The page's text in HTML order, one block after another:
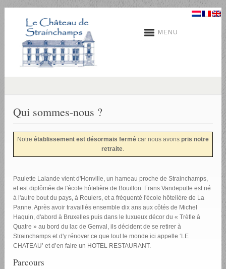
MENU
Qui sommes-nous ?
Notre établissement est désormais fermécar nous avons pris notre
retraite.
Paulette Lalande vient d'Honville, un hameau proche de Strainchamps,
et est diplômée de l'école hôtelière de Bouillon. Frans Vandeputte est né
à l'autre bout du pays, à Roulers, et a fréquenté l'école hôtelière de La
Panne. Après avoir travaillés ensemble dix ans aux côtés de Michel
Haquin, d'abord à Bruxelles puis dans le luxueux décor du « Trèfle à
Quatre » au bord du lac de Genval, ils décident de se retirer à
Strainchamps et d'y rénover ce que tout le monde ici appelle ‘LE
CHATEAU’ et d’en faire un HOTEL RESTAURANT.
Parcours